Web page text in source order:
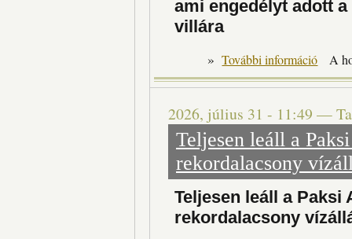
ami engedélyt adott
villára
» További információ Az
A
2026, július 31 - 11:49 —
Teljesen leáll a
rekordalacsony
Teljesen leáll a Paksi
rekordalacsony